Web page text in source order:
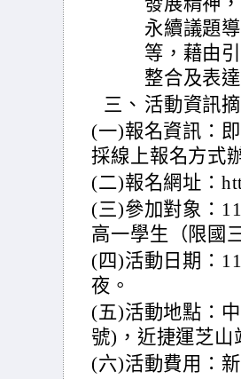
永續議題
等，藉由
整合及表
三、 活動資訊摘
(一)報名資訊：
採線上報名方式
(二)報名網址：
(三)參加對象：
高一學生（限國
(四)活動日期：
夜。
(五)活動地點：
號)，近捷運芝山
(六)活動費用：